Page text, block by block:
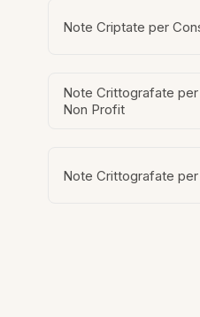
Note Criptate per
Note Crittografate per
Non Profit
Note Crittografate per